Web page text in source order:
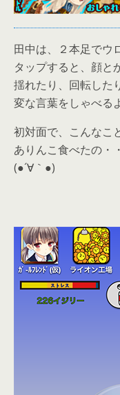
田中は、２本足でウ
タップすると、顔と
揺れたり、回転した
変な言葉をしゃべるよ
初対面で、こんなこ
ありんこ食べたの・
(●´∀｀●)